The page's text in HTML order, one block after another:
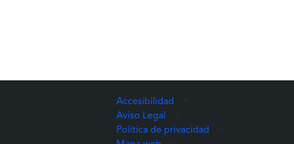
Accesibilidad
Aviso Legal
Política de privacidad